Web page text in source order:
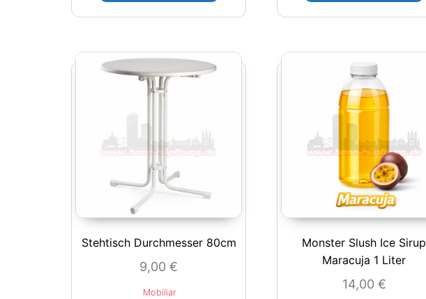
Stehtisch Durchmesser 80cm
9,00€
Mobiliar
Monster Slush Ice Sirup
Maracuja 1 Liter
14,00 €